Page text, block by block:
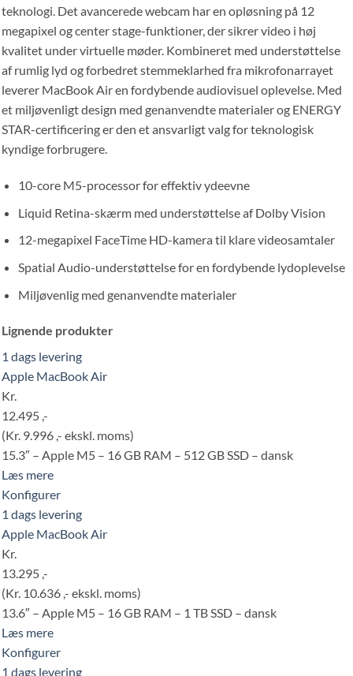
teknologi. Det avancerede webcam har en opløsning på 12
megapixel og center stage-funktioner, der sikrer video i høj
kvalitet under virtuelle møder. Kombineret med understøttelse
af rumlig lyd og forbedret stemmeklarhed fra mikrofonarrayet
leverer MacBook Air en fordybende audiovisuel oplevelse. Med
et miljøvenligt design med genanvendte materialer og ENERGY
STAR-certificering er den et ansvarligt valg for teknologisk
kyndige forbrugere.
10-core M5-processor for effektiv ydeevne
Liquid Retina-skærm med understøttelse af Dolby Vision
12-megapixel FaceTime HD-kamera til klare videosamtaler
Spatial Audio-understøttelse for en fordybende lydoplevelse
Miljøvenlig med genanvendte materialer
Lignende produkter
1 dags levering
Apple MacBook Air
Kr.
12.495 ,-
(Kr. 9.996 ,- ekskl. moms)
15.3″ – Apple M5 – 16 GB RAM – 512 GB SSD – dansk
Læs mere
Konfigurer
1 dags levering
Apple MacBook Air
Kr.
13.295 ,-
(Kr. 10.636 ,- ekskl. moms)
13.6″ – Apple M5 – 16 GB RAM – 1 TB SSD – dansk
Læs mere
Konfigurer
1 dags levering